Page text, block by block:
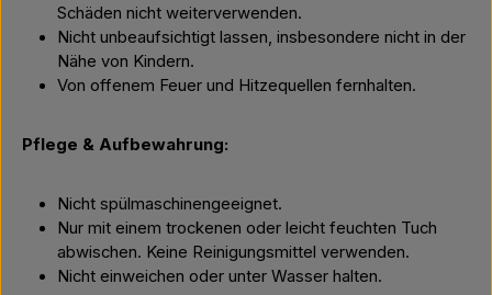
Schäden nicht weiterverwenden.
Nicht unbeaufsichtigt lassen, insbesondere nicht in der
Nähe von Kindern.
Von offenem Feuer und Hitzequellen fernhalten.
Pflege & Aufbewahrung:
Nicht spülmaschinengeeignet.
Nur mit einem trockenen oder leicht feuchten Tuch
abwischen. Keine Reinigungsmittel verwenden.
Nicht einweichen oder unter Wasser halten.